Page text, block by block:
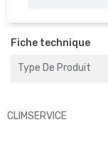
Fiche technique
Type De Produit
CLIMSERVICE